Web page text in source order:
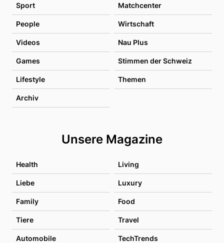
Sport Matchcenter
People Wirtschaft
Videos Nau Plus
Games Stimmen der Schweiz
Lifestyle Themen
Archiv
Unsere Magazine
Health Living
Liebe Luxury
Family Food
Tiere Travel
Automobile TechTrends